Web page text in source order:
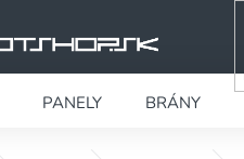
PANELY BRÁNY